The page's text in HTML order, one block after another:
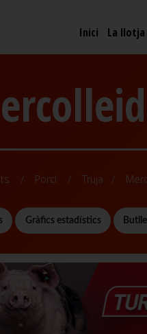
Inici La llotja
Porcí Truja
Gràfics estadístics